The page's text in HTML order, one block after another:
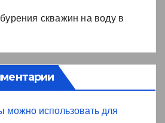
скважин на воду в
можно использовать для